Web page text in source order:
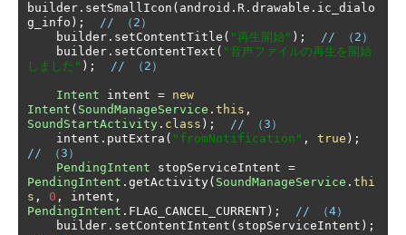
builder . setSmallIcon ( android . R . drawable . ic_dialo
g_info );
// （2）
    builder
. setContentTitle ( "再生開始" );
// （2）
    builder
. setContentText ( "音声ファイルの再生を開始
しました" ); // （2）
Intent intent = new
Intent ( SoundManageService . this ,
SoundStartActivity . class );
// （3）
    intent
. putExtra ( "fromNotification" , true );
// （3）
PendingIntent stopServiceIntent =
PendingIntent . getActivity( SoundManageService . thi
s , 0 , intent ,
PendingIntent . FLAG_CANCEL_CURRENT );
// （4）
    builder
. setContentIntent ( stopServiceIntent );